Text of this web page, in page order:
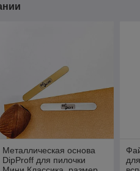
Металлическая основа
DipProff для пилочки